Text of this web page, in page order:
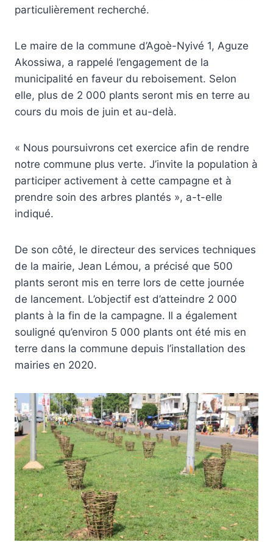
particulièrement recherché.
Le maire de la commune d’Agoè-Nyivé 1, Aguze
Akossiwa, a rappelé l’engagement de la
municipalité en faveur du reboisement. Selon
elle, plus de 2 000 plants seront mis en terre au
cours du mois de juin et au-delà.
« Nous poursuivrons cet exercice afin de rendre
notre commune plus verte. J’invite la population à
participer activement à cette campagne et à
prendre soin des arbres plantés », a-t-elle
indiqué.
De son côté, le directeur des services techniques
de la mairie, Jean Lémou, a précisé que 500
plants seront mis en terre lors de cette journée
de lancement. L’objectif est d’atteindre 2 000
plants à la fin de la campagne. Il a également
souligné qu’environ 5 000 plants ont été mis en
terre dans la commune depuis l’installation des
mairies en 2020.